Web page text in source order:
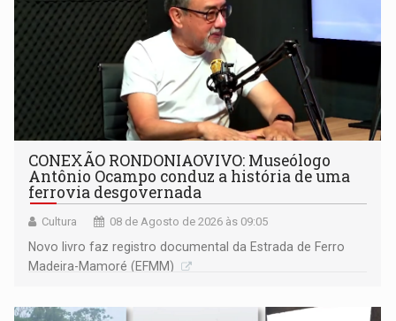
CONEXÃO RONDONIAOVIVO: Museólogo
Antônio Ocampo conduz a história de uma
ferrovia desgovernada
Cultura 08 de Agosto de 2026 às 09:05
Novo livro faz registro documental da Estrada de Ferro
Madeira-Mamoré (EFMM)